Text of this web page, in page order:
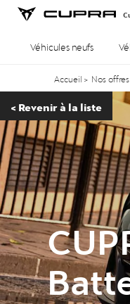
Véhicules neufs
Accueil > Nos
< Revenir à la liste